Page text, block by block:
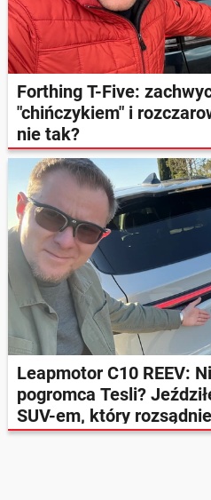
Forthing T-Five:
"chińczykiem" i
nie tak?
Leapmotor C10 REEV:
pogromca Tesli?
SUV-em, który
zdziwić